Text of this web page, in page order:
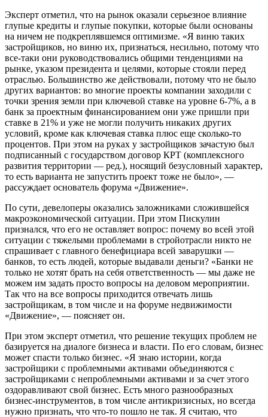
Эксперт отметил, что на рынок оказали серьезное влияние
глупые кредиты и глупые покупки, которые были основаны
на ничем не подкреплявшемся оптимизме. «Я виню таких
застройщиков, но виню их, признаться, несильно, потому что
все-таки они руководствовались общими тенденциями на
рынке, указом президента и целями, которые стояли перед
отраслью. Большинство же действовали, потому что не было
других вариантов: во многие проекты компании заходили с
точки зрения земли при ключевой ставке на уровне 6-7%, а в
банк за проектным финансированием они уже пришли при
ставке в 21% и уже не могли получить никаких других
условий, кроме как ключевая ставка плюс еще сколько-то
процентов. При этом на руках у застройщиков зачастую был
подписанный с государством договор КРТ (комплексного
развития территории — ред.), носящий безусловный характер,
то есть варианта не запустить проект тоже не было», —
рассуждает основатель форума «Движение».
По сути, девелоперы оказались заложниками сложившейся
макроэкономической ситуации. При этом Пискулин
признался, что его не оставляет вопрос: почему во всей этой
ситуации с тяжелыми проблемами в стройотрасли никто не
спрашивает с главного бенефициара всей заварушки —
банков, то есть людей, которые выдавали деньги? «Банки не
только не хотят брать на себя ответственность — мы даже не
можем им задать просто вопросы на деловом мероприятии.
Так что на все вопросы приходится отвечать лишь
застройщикам, в том числе и на форуме недвижимости
«Движение», — поясняет он.
При этом эксперт отметил, что решение текущих проблем не
базируется на диалоге бизнеса и власти. По его словам, бизнес
может спасти только бизнес. «Я знаю истории, когда
застройщики с проблемными активами объединяются с
застройщиками с непроблемными активами и за счет этого
оздоравливают свой бизнес. Есть много разнообразных
бизнес-инструментов, в том числе антикризисных, но всегда
нужно признать, что что-то пошло не так. Я считаю, что